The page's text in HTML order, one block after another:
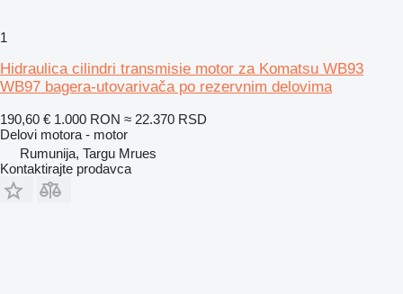
1
Hidraulica cilindri transmisie motor za Komatsu WB93
WB97 bagera-utovarivača po rezervnim delovima
190,60 € 1.000 RON ≈ 22.370 RSD
Delovi motora - motor
Rumunija, Targu Mrues
Kontaktirajte prodavca